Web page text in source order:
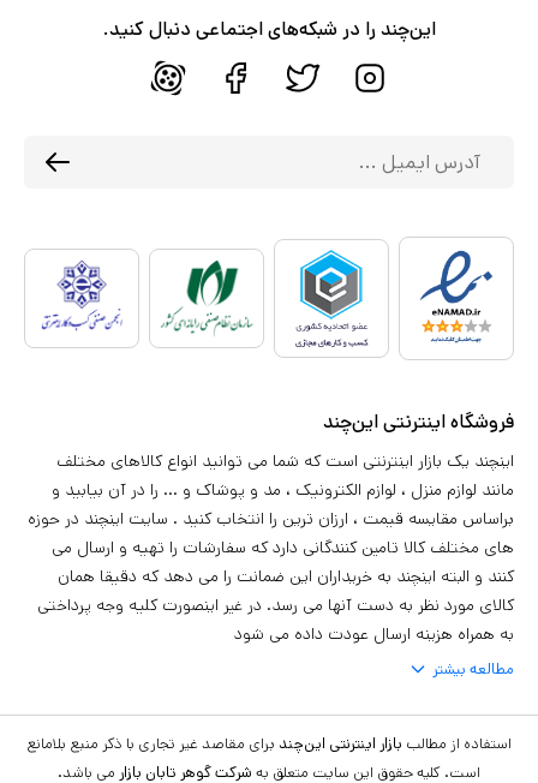
محصولات بهداشتی
کالاهای بهداشتی دستهای دیگر از محصولات آرایشی، بهداشتی، سلامت
هستند که با رشد بهداشت هر روز بر میزان مصرفکنندگان آن افزوده
دهان و دندان، ضد عرقها و فرآوردههای مراقبت از پوست، مو و بدن را
بهداشت محصولات خوبی روانه بازار کردهاند .
محصولات سلامت
این دسته از محصولات به دو شاخه کلی محصولات مصرفی سلامت محور و
استفاده قرار میگیرند شامل لوازم ارتوپدی، نمایشگر ضربان قلب، ماساژور و
ابزار مراقبت از پا میباشند. برند نیوا (Nivea) و جانسون (Johnson) درحوزه
سلامت محصولات خوبی تولید و به بازار ارائه کردهاند .
خرید اینترنتی محصولات آرایشی و بهداشتی سلامت
با توجه به وفور برندها و محصولات تقلبی موجود در بازار، مطمئنترین
شیوه جهت خرید محصولات آرایشی و بهداشتی سلامت، تهیه آنها از
مجموعههای معتبر میباشد. بازار اینترنتی اینچند با تضمین کیفیت کالا از
امکان خریدی بی دغدغه برایتان مهیا ساخته است. شما میتوانید با
این‌چند را در شبکه‌های اجتماعی دنبال کنید.
فروشگاه اینترنتی این‌چند
اینچند یک بازار اینترنتی است که شما می توانید انواع کالاهای مختلف
مانند لوازم منزل ، لوازم الکترونیک ، مد و پوشاک و ... را در آن بیابید و
براساس مقایسه قیمت ، ارزان ترین را انتخاب کنید . سایت اینچند در حوزه
های مختلف کالا تامین کنندگانی دارد که سفارشات را تهیه و ارسال می
کنند و البته اینچند به خریداران این ضمانت را می دهد که دقیقا همان
کالای مورد نظر به دست آنها می رسد. در غیر اینصورت کلیه وجه پرداختی
به همراه هزینه ارسال عودت داده می شود
مطالعه بیشتر
استفاده از مطالب بازار اینترنتی این‌چند برای مقاصد غیر تجاری با ذکر منبع بلامانع
است. کلیه حقوق این سایت متعلق به شرکت گوهر تابان بازار می باشد.